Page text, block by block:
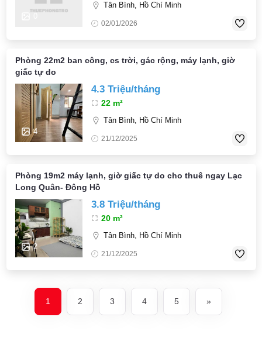
Tân Bình, Hồ Chí Minh
02/01/2026
Phòng 22m2 ban công, cs trời, gác rộng, máy lạnh, giờ
giấc tự do
4
4.3 Triệu/tháng
22 m²
Tân Bình, Hồ Chí Minh
21/12/2025
Phòng 19m2 máy lạnh, giờ giấc tự do cho thuê ngay Lạc
Long Quân- Đông Hồ
2
3.8 Triệu/tháng
20 m²
Tân Bình, Hồ Chí Minh
21/12/2025
1 2 3 4 5 »